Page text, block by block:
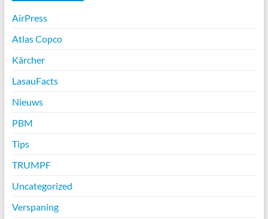
AirPress
Atlas Copco
Kärcher
LasauFacts
Nieuws
PBM
Tips
TRUMPF
Uncategorized
Verspaning